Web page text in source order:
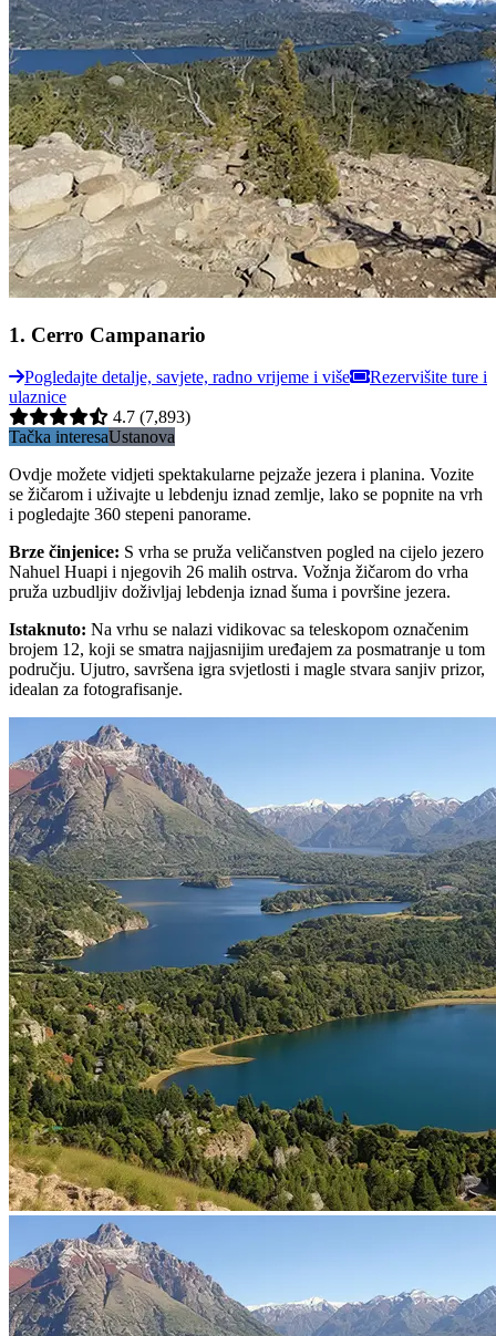
1. Cerro Campanario
Pogledajte detalje, savjete, radno vrijeme i više
Rezervišite ture i
ulaznice
4.7 (7,893)
Tačka interesaUstanova
Ovdje možete vidjeti spektakularne pejzaže jezera i planina. Vozite
se žičarom i uživajte u lebdenju iznad zemlje, lako se popnite na vrh
i pogledajte 360 stepeni panorame.
Brze činjenice: S vrha se pruža veličanstven pogled na cijelo jezero
Nahuel Huapi i njegovih 26 malih ostrva. Vožnja žičarom do vrha
pruža uzbudljiv doživljaj lebdenja iznad šuma i površine jezera.
Istaknuto: Na vrhu se nalazi vidikovac sa teleskopom označenim
brojem 12, koji se smatra najjasnijim uređajem za posmatranje u tom
području. Ujutro, savršena igra svjetlosti i magle stvara sanjiv prizor,
idealan za fotografisanje.